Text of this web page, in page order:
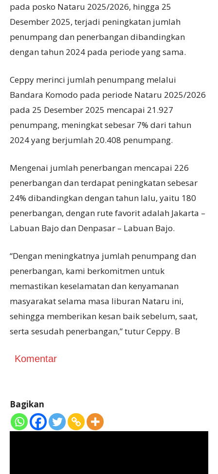
pada posko Nataru 2025/2026, hingga 25
Desember 2025, terjadi peningkatan jumlah
penumpang dan penerbangan dibandingkan
dengan tahun 2024 pada periode yang sama.
Ceppy merinci jumlah penumpang melalui
Bandara Komodo pada periode Nataru 2025/2026
pada 25 Desember 2025 mencapai 21.927
penumpang, meningkat sebesar 7% dari tahun
2024 yang berjumlah 20.408 penumpang.
Mengenai jumlah penerbangan mencapai 226
penerbangan dan terdapat peningkatan sebesar
24% dibandingkan dengan tahun lalu, yaitu 180
penerbangan, dengan rute favorit adalah Jakarta –
Labuan Bajo dan Denpasar – Labuan Bajo.
“Dengan meningkatnya jumlah penumpang dan
penerbangan, kami berkomitmen untuk
memastikan keselamatan dan kenyamanan
masyarakat selama masa liburan Nataru ini,
sehingga memberikan kesan baik sebelum, saat,
serta sesudah penerbangan,” tutur Ceppy. B
Komentar
Bagikan